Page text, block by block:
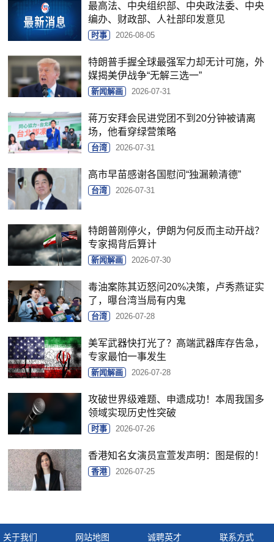
最高法、中央组织部、中央政法委、中央
编办、财政部、人社部印发意见
时事 2026-08-05
特朗普手握全球最强军力却无计可施，外
媒揭美伊战争“无解三选一”
新闻解画 2026-07-31
蒋万安拜会民进党团不到20分钟被请离
场，他看穿绿营策略
台湾 2026-07-31
高市早苗感谢各国慰问“独漏赖清德”
台湾 2026-07-31
特朗普刚停火，伊朗为何反而主动开战？
专家揭背后算计
新闻解画 2026-07-30
毒油案陈其迈怒问20%决策，卢秀燕证实
了，曝台湾当局有内鬼
台湾 2026-07-28
美军武器快打光了？高端武器库存告急，
专家最怕一事发生
新闻解画 2026-07-28
攻破世界级难题、申遗成功！本周我国多
领域实现历史性突破
时事 2026-07-26
香港知名女演员宣萱发声明：图是假的！
香港 2026-07-25
关于我们 网站地图 诚聘英才 联系方式